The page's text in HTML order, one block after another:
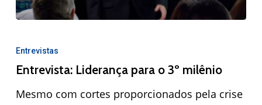
Entrevistas
Entrevista: Liderança para o 3º milênio
Mesmo com cortes proporcionados pela crise